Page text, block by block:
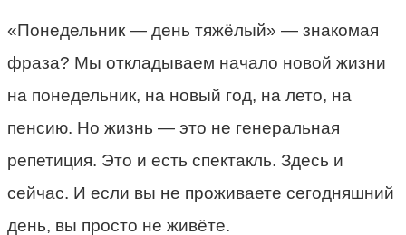
«Понедельник — день тяжёлый» — знакомая
фраза? Мы откладываем начало новой жизни
на понедельник, на новый год, на лето, на
пенсию. Но жизнь — это не генеральная
репетиция. Это и есть спектакль. Здесь и
сейчас. И если вы не проживаете сегодняшний
день, вы просто не живёте.